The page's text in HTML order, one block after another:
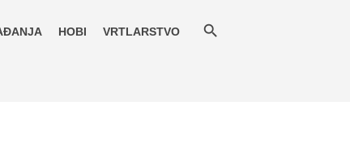
HOBI VRTLARSTVO